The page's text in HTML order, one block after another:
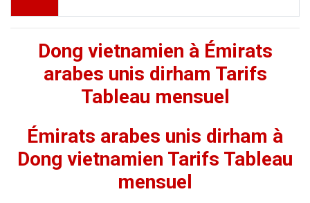
Dong vietnamien à Émirats
arabes unis dirham Tarifs
Tableau mensuel
Émirats arabes unis dirham à
Dong vietnamien Tarifs Tableau
mensuel